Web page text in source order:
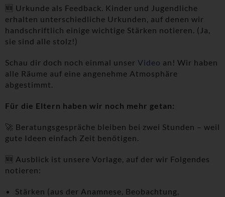
🆕 Urkunde als Feedback. Kinder und Jugendliche
erhalten unterschiedliche Urkunden, auf denen wir
handschriftlich einige wichtige Stärken notieren. (Ja,
sie sind alle stolz!)
Schau dir doch noch einmal unser Video an! Wir haben
alle Räume auf eine angenehme Atmosphäre
abgestimmt.
Für die Eltern haben wir noch mehr getan:
🚀 Beratungsgespräche bleiben bei zwei Stunden – weil
gute Ideen einfach Zeit benötigen.
🆕 Ausblick ist unsere Vorlage, auf der wir Folgendes
notieren:
Stärken (aus der Anamnese, Beobachtung,